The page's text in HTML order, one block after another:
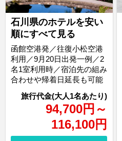
石川県のホテルを安い
順にすべて見る
94,700円 ～
116,100円
函館空港発／往復小松空港
利用／9月20日出発一例／2
名1室利用時／宿泊先の組み
合わせや帰着日延長も可能